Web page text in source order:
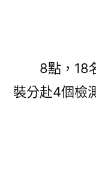
8點，18名
裝分赴4個檢